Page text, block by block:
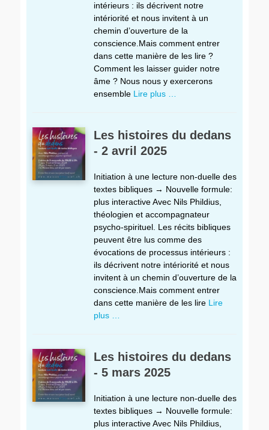
intérieurs : ils décrivent notre
intériorité et nous invitent à un
chemin d’ouverture de la
conscience.Mais comment entrer
dans cette manière de les lire ?
Comment les laisser guider notre
âme ? Nous nous y exercerons
ensemble Lire plus …
Les histoires du dedans
- 2 avril 2025
Initiation à une lecture non-duelle des
textes bibliques → Nouvelle formule:
plus interactive Avec Nils Phildius,
théologien et accompagnateur
psycho-spirituel. Les récits bibliques
peuvent être lus comme des
évocations de processus intérieurs :
ils décrivent notre intériorité et nous
invitent à un chemin d’ouverture de la
conscience.Mais comment entrer
dans cette manière de les lire Lire
plus …
Les histoires du dedans
- 5 mars 2025
Initiation à une lecture non-duelle des
textes bibliques → Nouvelle formule:
plus interactive Avec Nils Phildius,